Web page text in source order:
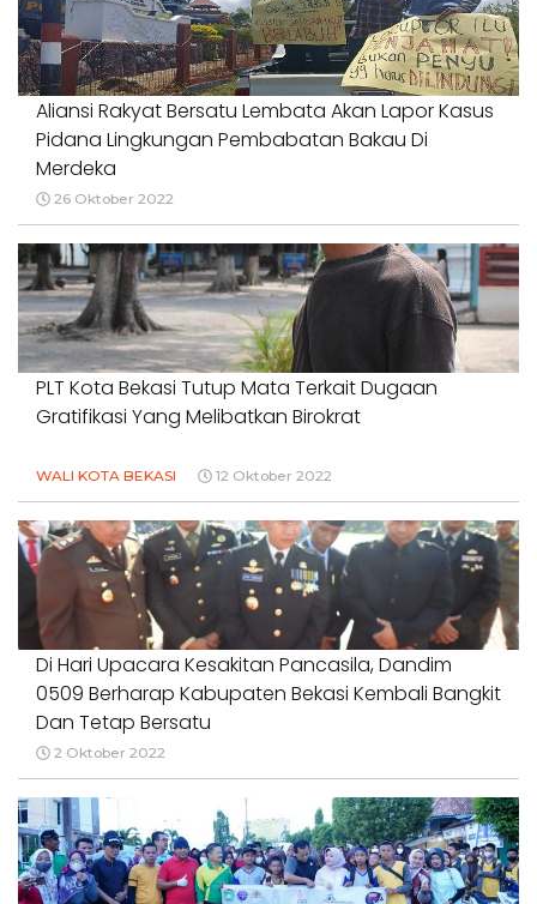
Aliansi Rakyat Bersatu Lembata Akan Lapor Kasus
Pidana Lingkungan Pembabatan Bakau Di
Merdeka
26 Oktober 2022
PLT Kota Bekasi Tutup Mata Terkait Dugaan
Gratifikasi Yang Melibatkan Birokrat
WALI KOTA BEKASI 12 Oktober 2022
Di Hari Upacara Kesakitan Pancasila, Dandim
0509 Berharap Kabupaten Bekasi Kembali Bangkit
Dan Tetap Bersatu
2 Oktober 2022